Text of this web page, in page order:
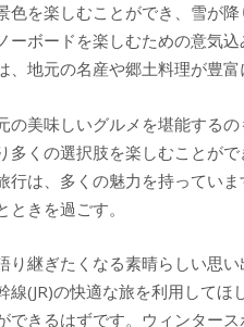
を楽しむことができ、雪が
ボードを楽しむための意気
地元の名産や郷土料理が豊富
美味しいグルメを堪能する
くの選択肢を楽しむことが
は、多くの魅力を持ってい
きを過ごす。
り継ぎたくなる素晴らしい思
(JR)の快適な旅を利用して
できるはずです。ウィンター